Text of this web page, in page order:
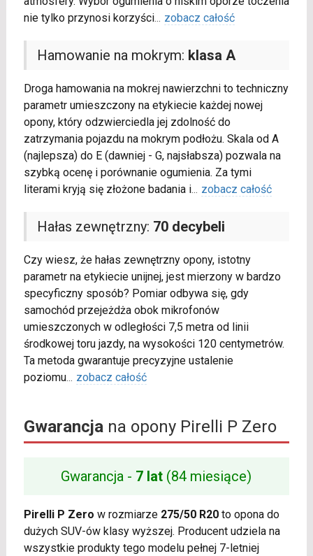
nie tylko przynosi korzyści... zobacz całość
Hamowanie na mokrym: klasa A
Droga hamowania na mokrej nawierzchni to techniczny
parametr umieszczony na etykiecie każdej nowej
opony, który odzwierciedla jej zdolność do
zatrzymania pojazdu na mokrym podłożu. Skala od A
(najlepsza) do E (dawniej - G, najsłabsza) pozwala na
szybką ocenę i porównanie ogumienia. Za tymi
literami kryją się złożone badania i... zobacz całość
Hałas zewnętrzny: 70 decybeli
Czy wiesz, że hałas zewnętrzny opony, istotny
parametr na etykiecie unijnej, jest mierzony w bardzo
specyficzny sposób? Pomiar odbywa się, gdy
samochód przejeżdża obok mikrofonów
umieszczonych w odległości 7,5 metra od linii
środkowej toru jazdy, na wysokości 120 centymetrów.
Ta metoda gwarantuje precyzyjne ustalenie
poziomu... zobacz całość
Gwarancjana opony Pirelli P Zero
Gwarancja - 7 lat (84 miesiące)
Pirelli P Zero w rozmiarze 275/50 R20to opona do
dużych SUV-ów klasy wyższej. Producent udziela na
wszystkie produkty tego modelu pełnej 7-letniej